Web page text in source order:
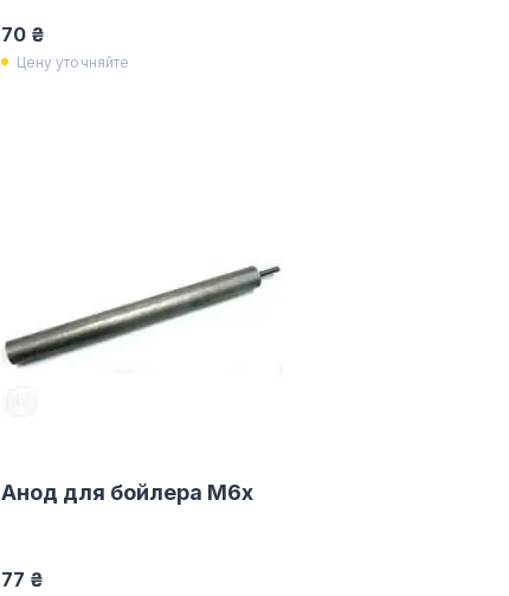
70 ₴
Цену уточняйте
Анод для бойлера M6x
77 ₴